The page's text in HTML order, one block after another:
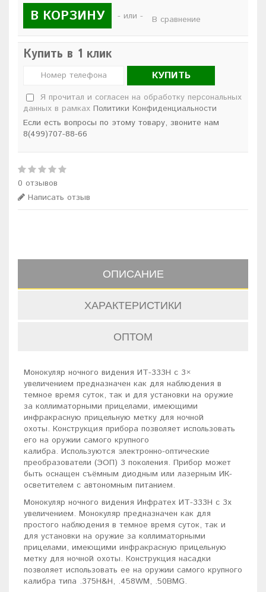
В КОРЗИНУ - или - В сравнение
Купить в 1 клик
КУПИТЬ
Я прочитал и согласен на обработку персональных
данных в рамках Политики Конфиденциальности
Если есть вопросы по этому товару, звоните нам
8(499)707-88-66
0 отзывов
Написать отзыв
ОПИСАНИЕ
ХАРАКТЕРИСТИКИ
ОПТОМ
Монокуляр ночного видения ИТ-333Н с 3×
увеличением предназначен как для наблюдения в
темное время суток, так и для установки на оружие
за коллиматорными прицелами, имеющими
инфракрасную прицельную метку для ночной
охоты. Конструкция прибора позволяет использовать
его на оружии самого крупного
калибра. Используются электронно-оптические
преобразователи (ЭОП) 3 поколения. Прибор может
быть оснащен съёмным диодным или лазерным ИК-
осветителем с автономным питанием.
Монокуляр ночного видения Инфратех ИТ-333Н с 3х
увеличением. Монокуляр предназначен как для
простого наблюдения в темное время суток, так и
для установки на оружие за коллиматорными
прицелами, имеющими инфракрасную прицельную
метку для ночной охоты. Конструкция насадки
позволяет использовать ее на оружии самого крупного
калибра типа .375H&H, .458WM, .50BMG.